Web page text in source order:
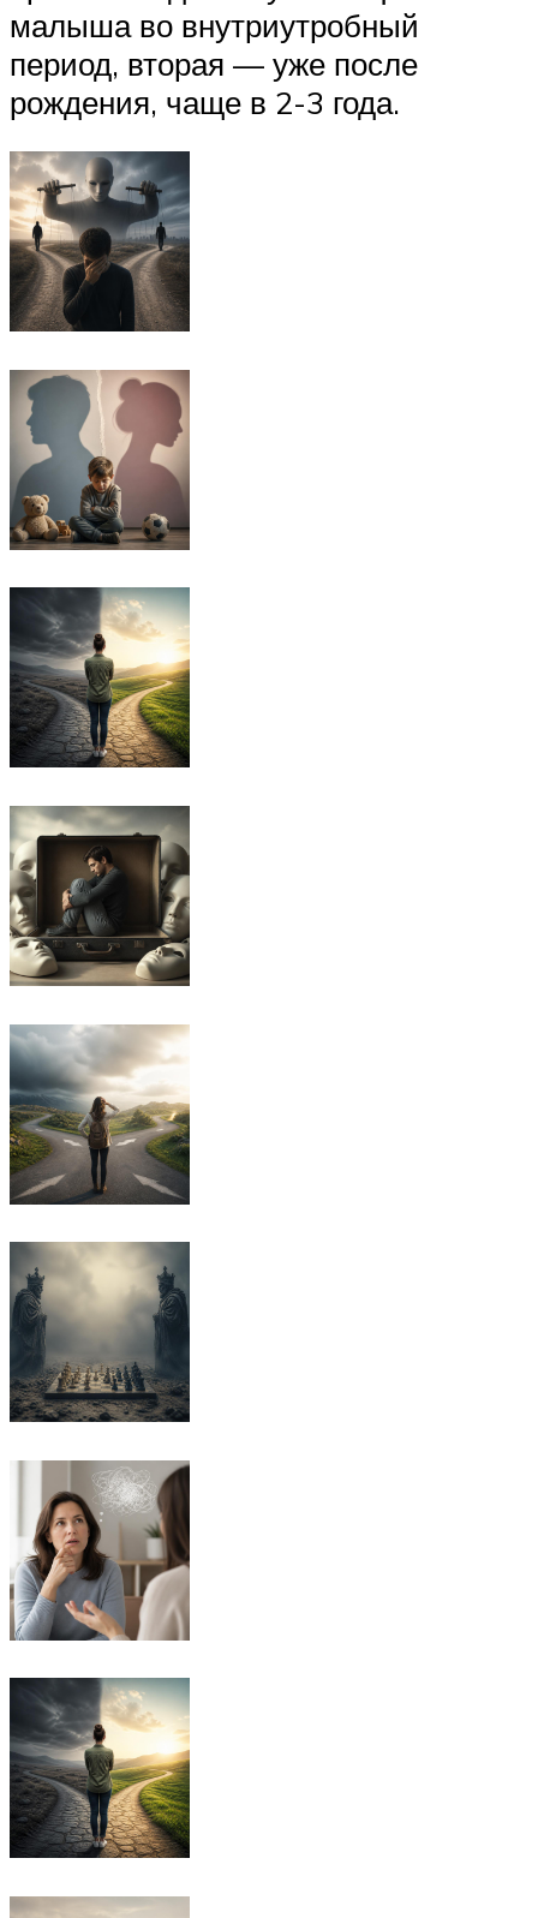
малыша во внутриутробный
период, вторая — уже после
рождения, чаще в 2-3 года.